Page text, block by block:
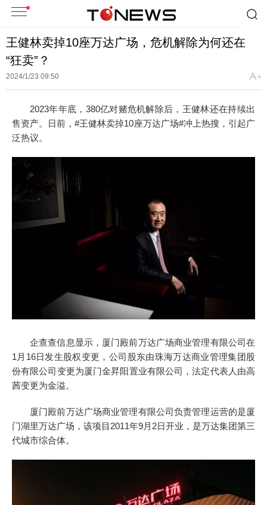
王健林卖掉10座万达广场，危机解除为何还在
“狂卖”？
2024/1/23 09:50
2023年年底，380亿对赌危机解除后，王健林还在持续出
售资产。日前，#王健林卖掉10座万达广场#冲上热搜，引起广
泛热议。
企查查信息显示，厦门殿前万达广场商业管理有限公司在
1月16日发生股权变更，公司股东由珠海万达商业管理集团股
份有限公司变更为厦门金昇阳置业有限公司，法定代表人由高
茜变更为金溢。
厦门殿前万达广场商业管理有限公司负责管理运营的是厦
门湖里万达广场，该项目2011年9月2日开业，是万达集团第三
代城市综合体。